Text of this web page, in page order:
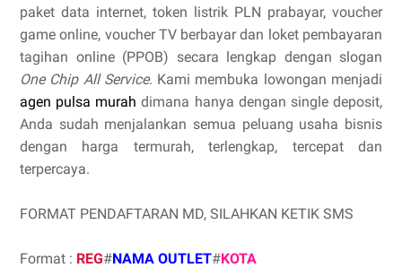
paket data internet, token listrik PLN prabayar, voucher
game online, voucher TV berbayar dan loket pembayaran
tagihan online (PPOB) secara lengkap dengan slogan
One Chip All Service. Kami membuka lowongan menjadi
agen pulsa murah dimana hanya dengan single deposit,
Anda sudah menjalankan semua peluang usaha bisnis
dengan harga termurah, terlengkap, tercepat dan
terpercaya.
FORMAT PENDAFTARAN MD, SILAHKAN KETIK SMS
Format : REG#NAMA OUTLET#KOTA